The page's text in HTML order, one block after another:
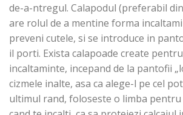
de-a-ntregul. Calapodul (preferabil
are rolul de a mentine forma
preveni cutele, si se introduce in
il porti. Exista calapoade create
incaltaminte, incepand de la pantofii
cizmele inalte, asa ca alege-l pe cel
ultimul rand, foloseste o limba